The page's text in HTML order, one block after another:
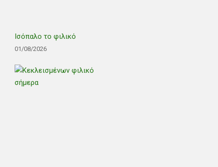
Ισόπαλο το φιλικό
01/08/2026